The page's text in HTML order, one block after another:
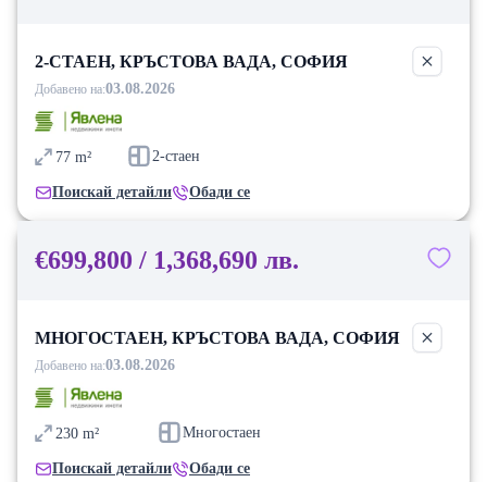
2-СТАЕН, КРЪСТОВА ВАДА, СОФИЯ
Добавено на:03.08.2026
77 m² 2-стаен
Поискай детайли Обади се
€699,800 / 1,368,690 лв.
МНОГОСТАЕН, КРЪСТОВА ВАДА, СОФИЯ
Добавено на:03.08.2026
230 m² Многостаен
Поискай детайли Обади се